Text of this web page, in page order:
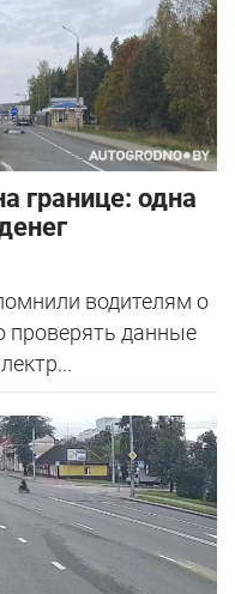
границе: одна
водителям о
проверять данные